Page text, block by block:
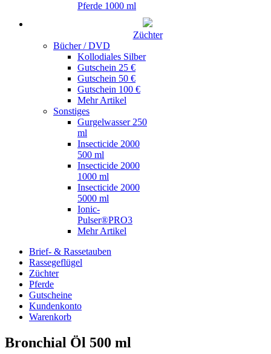
Pferde 1000 ml
Züchter
Bücher / DVD
Kollodiales Silber
Gutschein 25 €
Gutschein 50 €
Gutschein 100 €
Mehr Artikel
Sonstiges
Gurgelwasser 250
ml
Insecticide 2000
500 ml
Insecticide 2000
1000 ml
Insecticide 2000
5000 ml
Ionic-
Pulser®PRO3
Mehr Artikel
Brief- & Rassetauben
Rassegeflügel
Züchter
Pferde
Gutscheine
Kundenkonto
Warenkorb
Bronchial Öl 500 ml